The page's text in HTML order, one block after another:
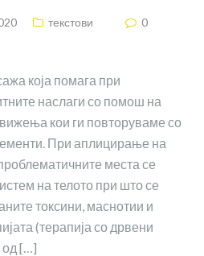
текстови
0
која помага при
наслаги со помош на
кои ги повторуваме со
При аплицирање на
места се
на телото при што се
токсини, маснотии и
(терапија со дрвени
од […]